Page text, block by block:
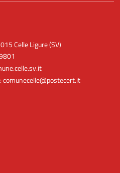
Celle Ligure (SV)
comunecelle@postecert.it